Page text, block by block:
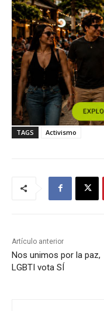
TAGS Activismo
Artículo anterior
Nos unimos por la paz,
LGBTI vota SÍ